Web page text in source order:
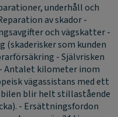
underhåll och
av skador -
och vägskatter -
som kunden
- Självrisken
Antalet kilometer inom
vägassistans med ett
blir helt stillastående
- Ersättningsfordon